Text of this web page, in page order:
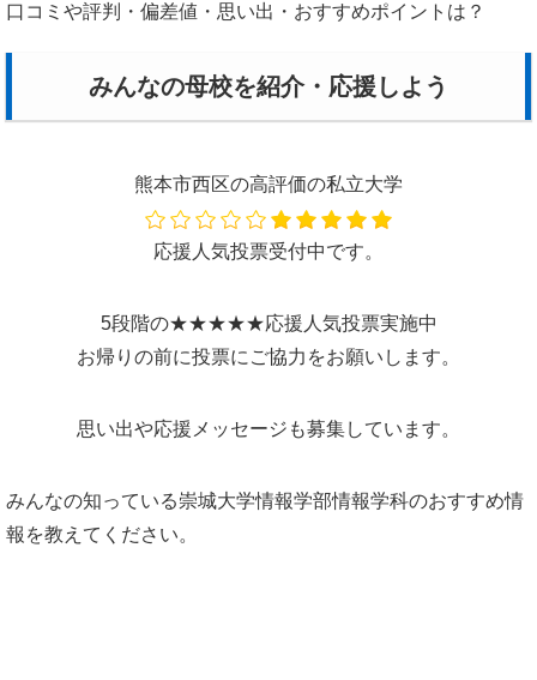
口コミや評判・偏差値・思い出・おすすめポイントは？
みんなの母校を紹介・応援しよう
熊本市西区の高評価の私立大学
応援人気投票受付中です。
5段階の★★★★★応援人気投票実施中
お帰りの前に投票にご協力をお願いします。
思い出や応援メッセージも募集しています。
みんなの知っている崇城大学情報学部情報学科のおすすめ情
報を教えてください。